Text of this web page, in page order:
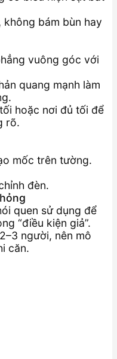
bám bùn hay
vuông góc với
quang mạnh làm
hoặc nơi đủ tối để
rõ.
mốc trên tường.
đèn.
quen sử dụng để
“điều kiện giả”.
người, nên mô
căn.